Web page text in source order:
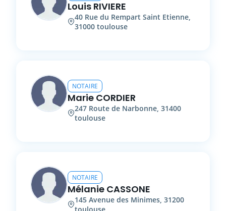
Louis RIVIERE
40 Rue du Rempart Saint Etienne,
31000 toulouse
NOTAIRE
Marie CORDIER
247 Route de Narbonne, 31400
toulouse
NOTAIRE
Mélanie CASSONE
145 Avenue des Minimes, 31200